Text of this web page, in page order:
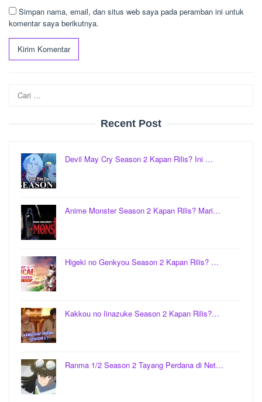
Simpan nama, email, dan situs web saya pada peramban ini untuk
komentar saya berikutnya.
untuk:
Recent Post
Devil May Cry Season 2 Kapan Rilis? Ini …
Anime Monster Season 2 Kapan Rilis? Mari…
Higeki no Genkyou Season 2 Kapan Rilis? …
Kakkou no Iinazuke Season 2 Kapan Rilis?…
Ranma 1/2 Season 2 Tayang Perdana di Net…